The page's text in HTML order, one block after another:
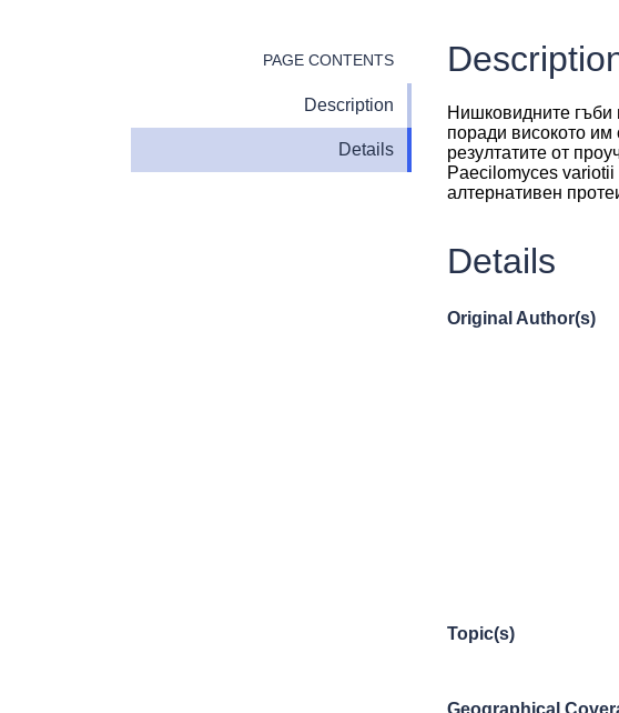
PAGE CONTENTS
Description
Details
Нишковидните гъби
поради високото им
резултатите от
Paecilomyces variotii
алтернативен
Details
Original Author(s)
Topic(s)
Geographical